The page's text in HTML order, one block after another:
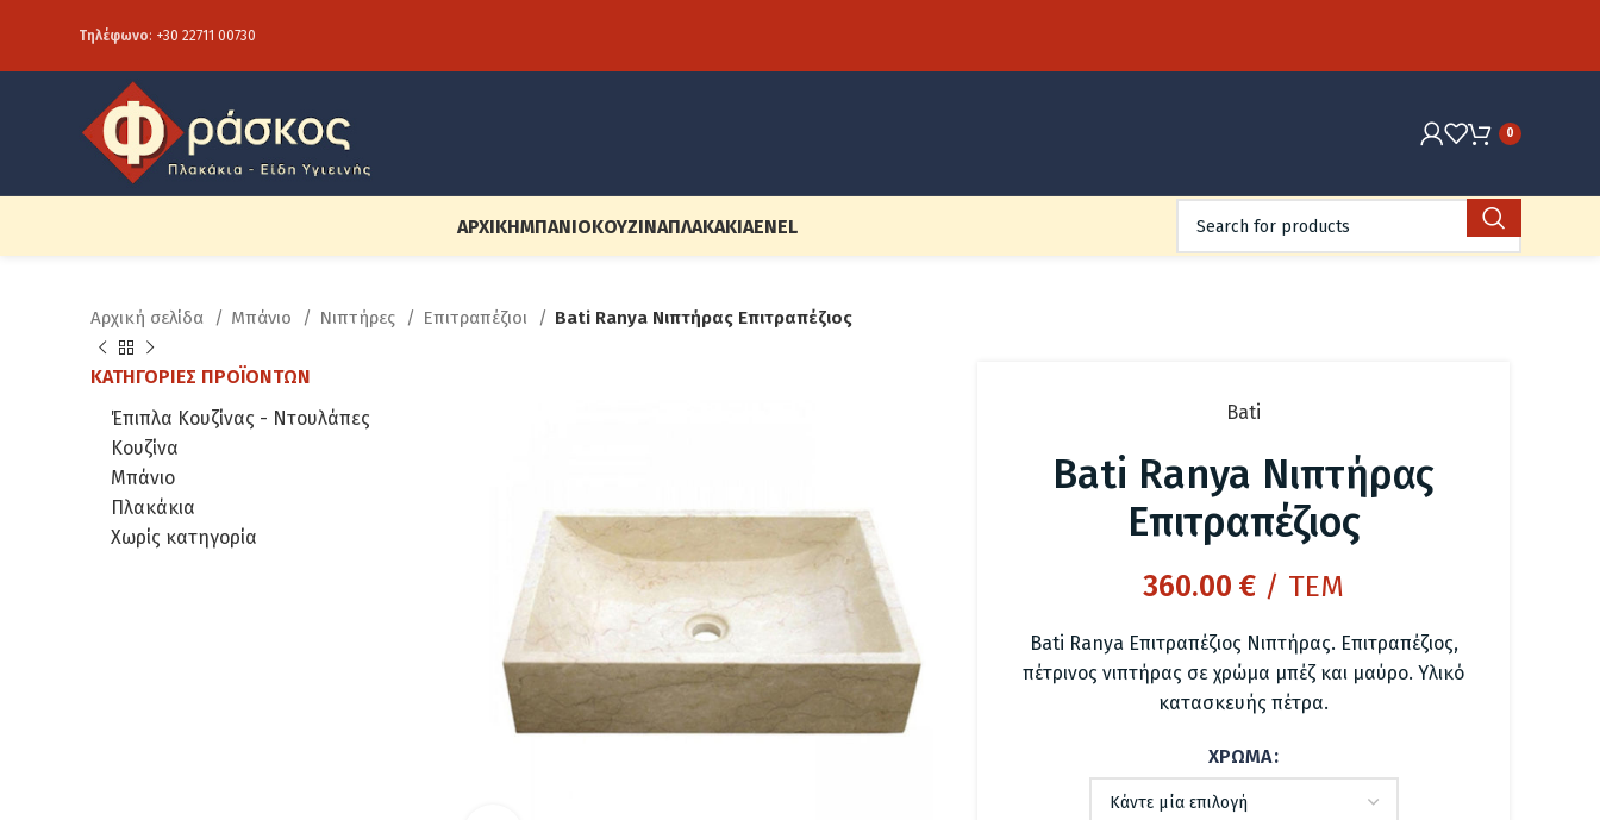
Τηλέφωνο: +30 22711 00730
0
ΑΡΧΙΚΉΜΠΆΝΙΟΚΟΥΖΊΝΑΠΛΑΚΆΚΙΑENEL
Αρχική σελίδα Μπάνιο Νιπτήρες Επιτραπέζιοι Bati Ranya Νιπτήρας Επιτραπέζιος
Bati
Bati Ranya Νιπτήρας
Επιτραπέζιος
360.00 € / ΤΕΜ
Bati Ranya Επιτραπέζιος Νιπτήρας. Επιτραπέζιος,
πέτρινος νιπτήρας σε χρώμα μπέζ και μαύρο. Υλικό
κατασκευής πέτρα.
ΧΡΏΜΑ
ΚΑΤΗΓΟΡΊΕΣ ΠΡΟΪΌΝΤΩΝ
Έπιπλα Κουζίνας - Ντουλάπες
Κουζίνα
Μπάνιο
Πλακάκια
Χωρίς κατηγορία